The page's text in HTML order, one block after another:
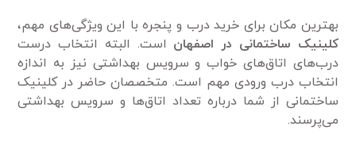
بهترین مکان برای خرید درب و پنجره با این ویژگی‌های مهم،
کلینیک ساختمانی در اصفهان است. البته انتخاب درست
درب‌های اتاق‌های خواب و سرویس بهداشتی نیز به اندازه
انتخاب درب ورودی مهم است. متخصصان حاضر در کلینیک
ساختمانی از شما درباره تعداد اتاق‌ها و سرویس بهداشتی
می‌پرسند.